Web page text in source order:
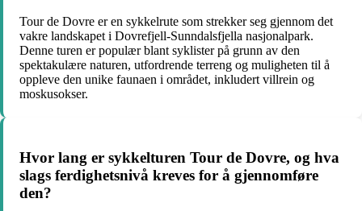
Tour de Dovre er en sykkelrute som strekker seg gjennom det
vakre landskapet i Dovrefjell-Sunndalsfjella nasjonalpark.
Denne turen er populær blant syklister på grunn av den
spektakulære naturen, utfordrende terreng og muligheten til å
oppleve den unike faunaen i området, inkludert villrein og
moskusokser.
Hvor lang er sykkelturen Tour de Dovre, og hva
slags ferdighetsnivå kreves for å gjennomføre
den?